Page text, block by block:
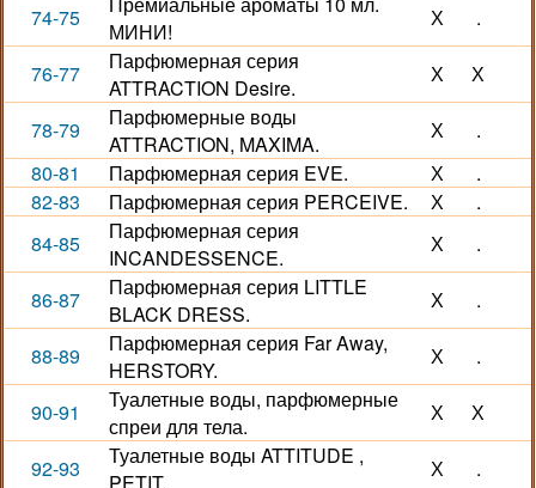
74-75
МИНИ!
Х .
76-77
Парфюмерная серия
ATTRACTION Desire.
Х Х
78-79
Парфюмерные воды
ATTRACTION, MAXIMA.
Х
.
80-81
Парфюмерная серия EVE. Х
.
82-83
Парфюмерная серия PERCEIVE. Х
.
84-85
Парфюмерная серия
INCANDESSENCE.
Х .
86-87
Парфюмерная серия LITTLE
BLACK DRESS.
Х .
88-89
Парфюмерная серия Far Away,
HERSTORY.
Х .
90-91
Туалетные воды, парфюмерные
спреи для тела.
Х Х
92-93
Туалетные воды ATTITUDE ,
Х .